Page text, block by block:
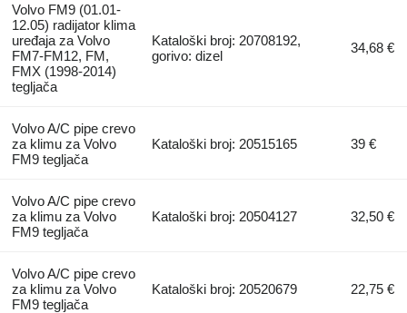
Volvo FM9 (01.01-
12.05) radijator klima
uređaja za Volvo
FM7-FM12, FM,
FMX (1998-2014)
tegljača
Kataloški broj: 20708192,
gorivo: dizel
34,68 €
Volvo A/C pipe crevo
za klimu za Volvo
FM9 tegljača
Kataloški broj: 20515165 39 €
Volvo A/C pipe crevo
za klimu za Volvo
FM9 tegljača
Kataloški broj: 20504127 32,50 €
Volvo A/C pipe crevo
za klimu za Volvo
FM9 tegljača
Kataloški broj: 20520679 22,75 €